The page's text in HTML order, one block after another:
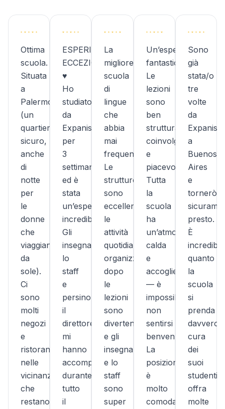
Ottima
scuola.
Situata
a
Palermo
(un
quartiere
sicuro,
anche
di
notte
per
le
donne
che
viaggiano
da
sole).
Ci
sono
molti
negozi
e
ristoranti
nelle
vicinanze
che
restano
ESPERIENZA
ECCEZIONALE!!!
♥︎
Ho
studiato
da
Expanish
per
3
settimane
ed è
stata
un’esperienza
incredibile.
Gli
insegnanti,
lo
staff
e
persino
il
direttore
mi
hanno
accompagnata
durante
tutto
il
La
migliore
scuola
di
lingue
che
abbia
mai
frequentato.
Le
strutture
sono
eccellenti,
le
attività
quotidiane
organizzate
dopo
le
lezioni
sono
divertenti
e gli
insegnanti
e lo
staff
sono
super
Un’esperienza
fantastica.
Le
lezioni
sono
ben
strutturate,
coinvolgenti
e
piacevoli.
Tutta
la
scuola
ha
un’atmosfera
calda
e
accogliente
— è
impossibile
non
sentirsi
benvenuti.
La
posizione
è
molto
comoda
Sono
già
stata/o
tre
volte
da
Expanish
a
Buenos
Aires
e
tornerò
presto.
È
quanto
la
scuola
si
prenda
davvero
cura
dei
suoi
studenti,
offra
molte